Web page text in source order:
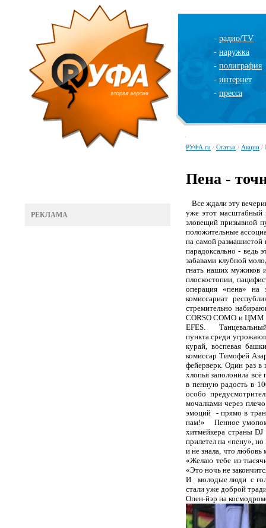
- радио/TV
- наружка
- полиграфия
- интернет
- пресса
РЕКЛАМА
РУФА.ru / Статьи / Акции /
Пена -
Все ждали эту
уже этот масштабный
зловещий призывной
положительные
на самой размашистой
парадоксально - ведь
забавами клубной
гнать наших мужиков
плоскостопии,
операция «пена» на
комиссариат
стремительно
CORSO COMO и ЦММ
EFES. Танцевальный
пункта среди
курай, воспевая
комиссар Тимофей
фейерверк. Один раз в
хлопья заполонила
в пенную радость в
особо
мочалками через
эмоций - прямо в
нам!» Пенное
хитмейкера страны
прилетел на «пену»,
и не знала, что
«Желаю тебе из
«Это ночь не
И молодые люди с
стали уже доброй
Опен-йэр на